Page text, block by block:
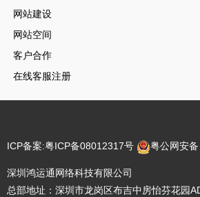
网站建设
网站空间
客户合作
在线客服注册
ICP备案:粤ICP备08012317号 粤公网安
深圳鸿运通网络科技有限公司
总部地址：深圳市龙岗区布吉中房怡芬花园